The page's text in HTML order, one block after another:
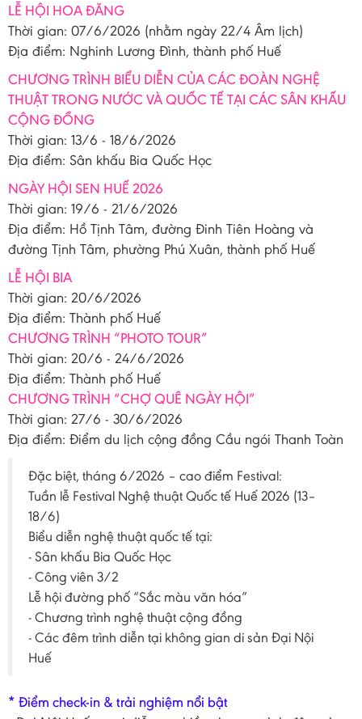
LỄ HỘI HOA ĐĂNG
Thời gian: 07/6/2026 (nhằm ngày 22/4 Âm lịch)
Địa điểm: Nghinh Lương Đình, thành phố Huế
CHƯƠNG TRÌNH BIỂU DIỄN CỦA CÁC ĐOÀN NGHỆ
THUẬT TRONG NƯỚC VÀ QUỐC TẾ TẠI CÁC SÂN KHẤU
CỘNG ĐỒNG
Thời gian: 13/6 - 18/6/2026
Địa điểm: Sân khấu Bia Quốc Học
NGÀY HỘI SEN HUẾ 2026
Thời gian: 19/6 - 21/6/2026
Địa điểm: Hồ Tịnh Tâm, đường Đinh Tiên Hoàng và
đường Tịnh Tâm, phường Phú Xuân, thành phố Huế
LỄ HỘI BIA
Thời gian: 20/6/2026
Địa điểm: Thành phố Huế
CHƯƠNG TRÌNH “PHOTO TOUR”
Thời gian: 20/6 - 24/6/2026
Địa điểm: Thành phố Huế
CHƯƠNG TRÌNH “CHỢ QUÊ NGÀY HỘI”
Thời gian: 27/6 - 30/6/2026
Địa điểm: Điểm du lịch cộng đồng Cầu ngói Thanh Toàn
Đặc biệt, tháng 6/2026 – cao điểm Festival:
Tuần lễ Festival Nghệ thuật Quốc tế Huế 2026 (13–
18/6)
Biểu diễn nghệ thuật quốc tế tại:
- Sân khấu Bia Quốc Học
- Công viên 3/2
Lễ hội đường phố “Sắc màu văn hóa”
- Chương trình nghệ thuật cộng đồng
- Các đêm trình diễn tại không gian di sản Đại Nội
Huế
* Điểm check-in & trải nghiệm nổi bật